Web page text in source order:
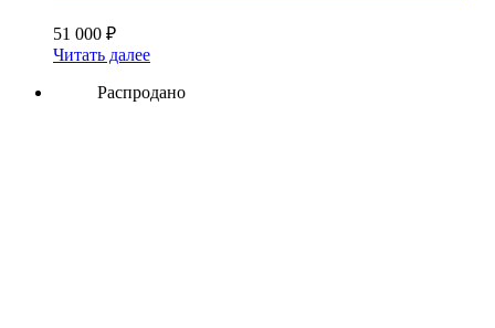
51 000 ₽
Читать далее
Распродано